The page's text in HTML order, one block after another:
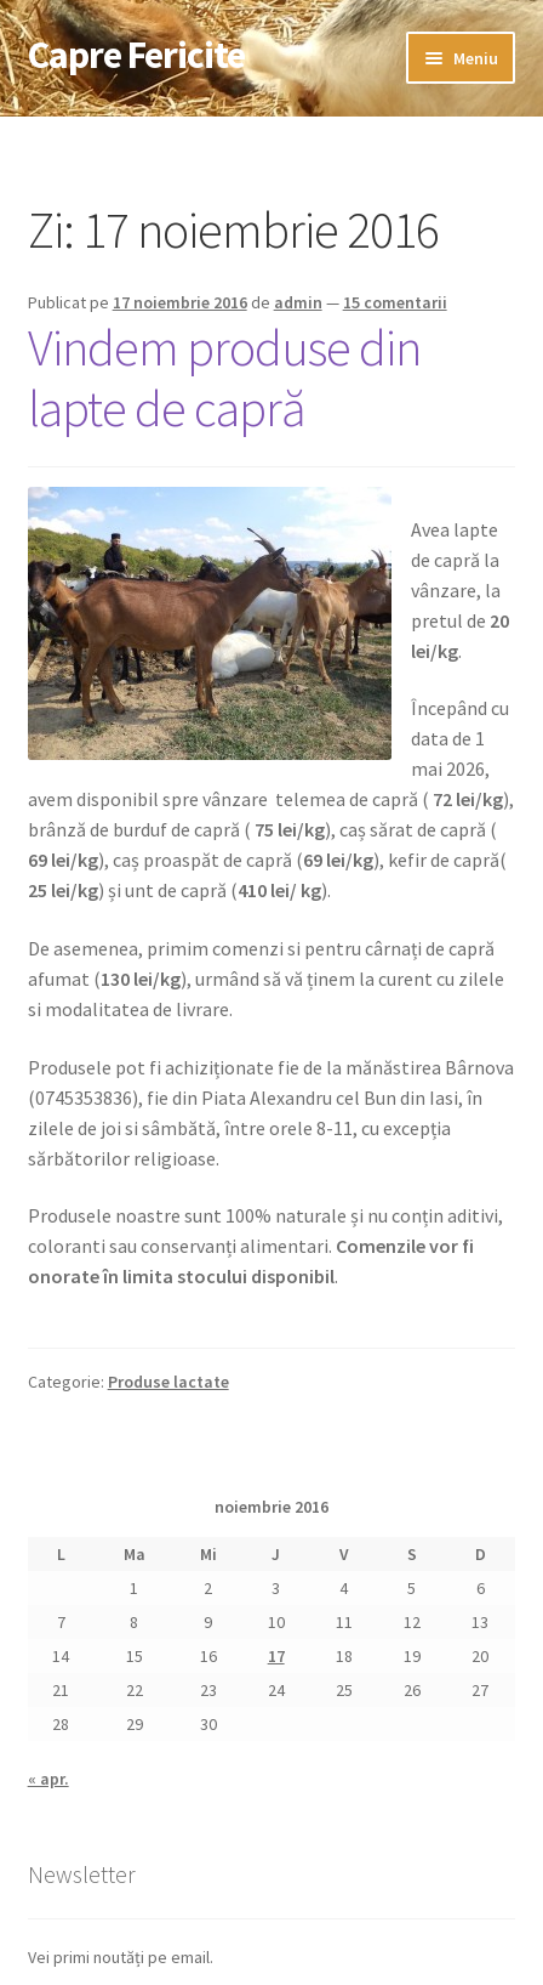
Sari
la
navigare
Sari
la
conținut
Capre Fericite Meniu
Prima pagină
Cum comand ?
Despre noi
Formular de contact
Newsletter
Noutăți
Produse din lapte de vacă
Produsele noastre lactate
Valorificarea produselor din lapte de capră și prețul
acestora
Zi: 17 noiembrie 2016
Publicat pe 17 noiembrie 2016 de admin — 15 comentarii
Vindem produse din
lapte de capră
Avea lapte
de capră la
vânzare, la
pretul de 20
lei/kg.
Începând cu
data de 1
mai 2026,
avem disponibil spre vânzare telemea de capră ( 72 lei/kg),
brânză de burduf de capră ( 75 lei/kg), caș sărat de capră (
69 lei/kg), caș proaspăt de capră (69 lei/kg), kefir de capră(
25 lei/kg) și unt de capră (410 lei/ kg).
De asemenea, primim comenzi si pentru cârnați de capră
afumat (130 lei/kg), urmând să vă ținem la curent cu zilele
si modalitatea de livrare.
Produsele pot fi achiziționate fie de la mănăstirea Bârnova
(0745353836), fie din Piata Alexandru cel Bun din Iasi, în
zilele de joi si sâmbătă, între orele 8-11, cu excepția
sărbătorilor religioase.
Produsele noastre sunt 100% naturale și nu conțin aditivi,
coloranti sau conservanți alimentari. Comenzile vor fi
onorate în limita stocului disponibil.
Categorie: Produse lactate
noiembrie 2016
L Ma Mi J V S
D
1
2 3 4 5
6
7
8 9 10 11 12
13
14
15 16 17 18 19
20
21
22 23 24 25 26
27
28
29 30
« apr.
Newsletter
Vei primi noutăți pe email.